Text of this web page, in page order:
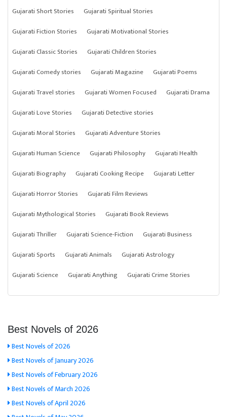
Gujarati Short Stories
Gujarati Spiritual Stories
Gujarati Fiction Stories
Gujarati Motivational Stories
Gujarati Classic Stories
Gujarati Children Stories
Gujarati Comedy stories
Gujarati Magazine
Gujarati Poems
Gujarati Travel stories
Gujarati Women Focused
Gujarati Drama
Gujarati Love Stories
Gujarati Detective stories
Gujarati Moral Stories
Gujarati Adventure Stories
Gujarati Human Science
Gujarati Philosophy
Gujarati Health
Gujarati Biography
Gujarati Cooking Recipe
Gujarati Letter
Gujarati Horror Stories
Gujarati Film Reviews
Gujarati Mythological Stories
Gujarati Book Reviews
Gujarati Thriller
Gujarati Science-Fiction
Gujarati Business
Gujarati Sports
Gujarati Animals
Gujarati Astrology
Gujarati Science
Gujarati Anything Gujarati Crime Stories
Best Novels of 2026
Best Novels of 2026
Best Novels of January 2026
Best Novels of February 2026
Best Novels of March 2026
Best Novels of April 2026